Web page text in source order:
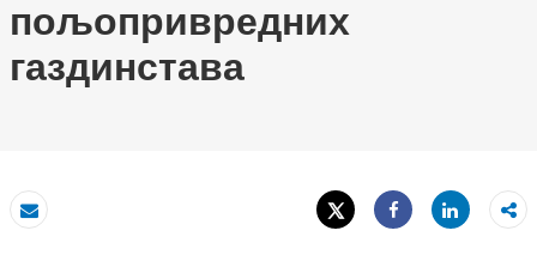
пољопривредних
газдинстава
Пошаљи
Tweet
Share
Share